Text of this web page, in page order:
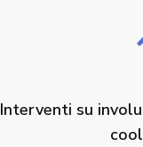
Interventi su